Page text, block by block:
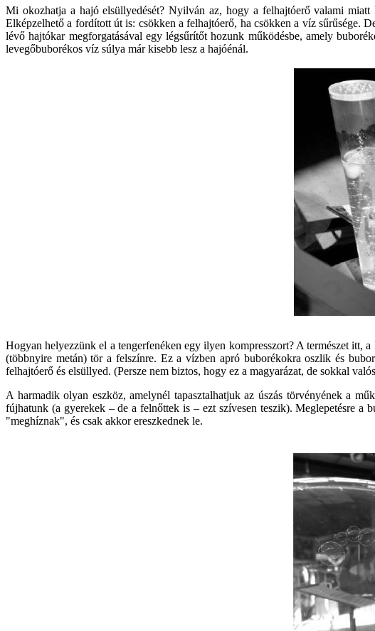
Mi okozhatja a hajó elsüllyedését? Nyilván az, hogy a felhajtóerő valami
Elképzelhető a fordított út is: csökken a felhajtóerő, ha csökken a víz sűrűsége.
lévő hajtókar megforgatásával egy légsűrítőt hozunk működésbe, amely
levegőbuborékos víz súlya már kisebb lesz a hajóénál.
Hogyan helyezzünk el a tengerfenéken egy ilyen kompresszort? A természet itt,
(többnyire metán) tör a felszínre. Ez a vízben apró buborékokra oszlik és
felhajtóerő és elsüllyed. (Persze nem biztos, hogy ez a magyarázat, de sokkal
A harmadik olyan eszköz, amelynél tapasztalhatjuk az úszás törvényének a
fújhatunk (a gyerekek – de a felnőttek is – ezt szívesen teszik). Meglepetésre
"meghíznak", és csak akkor ereszkednek le.